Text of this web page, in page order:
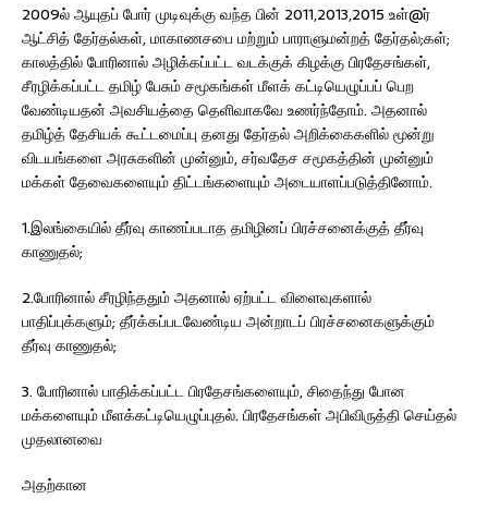
2009ல் ஆயுதப் போர் முடிவுக்கு வந்த பின் 2011,2013,2015 உள்@ர்
ஆட்சித் தேர்தல்கள், மாகாணசபை மற்றும் பாராளுமன்றத் தேர்தல்;கள்;
காலத்தில் போரினால் அழிக்கப்பட்ட வடக்குக் கிழக்கு பிரதேசங்கள்,
சீரழிக்கப்பட்ட தமிழ் பேசும் சமூகங்கள் மீளக் கட்டியெழுப்பப் பெற
வேண்டியதன் அவசியத்தை தெளிவாகவே உணர்ந்தோம். அதனால்
தமிழ்த் தேசியக் கூட்டமைப்பு தனது தேர்தல் அறிக்கைகளில் மூன்று
விடயங்களை அரசுகளின் முன்னும், சர்வதேச சமூகத்தின் முன்னும்
மக்கள் தேவைகளையும் திட்டங்களையும் அடையாளப்படுத்தினோம்.
1.இலங்கையில் தீர்வு காணப்படாத தமிழினப் பிரச்சனைக்குத் தீர்வு
காணுதல்;
2.போரினால் சீரழிந்ததும் அதனால் ஏற்பட்ட விளைவுகளால்
பாதிப்புக்களும்; தீர்க்கப்படவேண்டிய அன்றாடப் பிரச்சனைகளுக்கும்
தீர்வு காணுதல்;
3. போரினால் பாதிக்கப்பட்ட பிரதேசங்களையும், சிதைந்து போன
மக்களையும் மீளக்கட்டியெழுப்புதல். பிரதேசங்கள் அபிவிருத்தி செய்தல்
முதலானவை
அதற்கான